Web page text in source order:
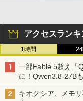
アクセスランキ
1時間
一部Fable 5超え「
に！Qwen3.8-27B
キオクシア、メモ